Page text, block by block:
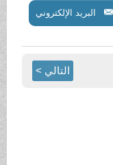
البريد الإلكتروني
التالي >